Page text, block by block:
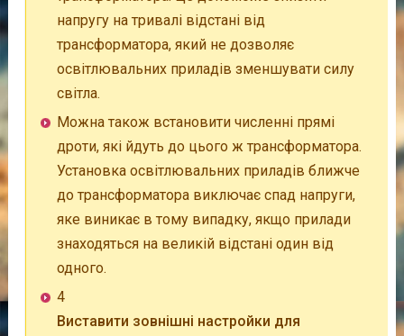
напругу на тривалі відстані від
трансформатора, який не дозволяє
освітлювальних приладів зменшувати силу
світла.
Можна також встановити численні прямі
дроти, які йдуть до цього ж трансформатора.
Установка освітлювальних приладів ближче
до трансформатора виключає спад напруги,
яке виникає в тому випадку, якщо прилади
знаходяться на великій відстані один від
одного.
4
Виставити зовнішні настройки для